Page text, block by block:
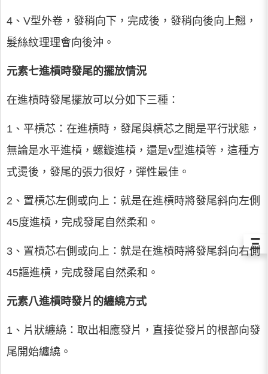
4、V型外卷，發稍向下，完成後，發稍向後向上翹，
髮絲紋理理會向後沖。
元素七進槓時發尾的擺放情況
在進槓時發尾擺放可以分如下三種：
1、平槓芯：在進槓時，發尾與槓芯之間是平行狀態，
無論是水平進槓，螺鏇進槓，還是v型進槓等，這種方
式燙後，發尾的張力很好，彈性最佳。
2、置槓芯左側或向上：就是在進槓時將發尾斜向左側
45度進槓，完成發尾自然柔和。
3、置槓芯右側或向上：就是在進槓時將發尾斜向右側
45謳進槓，完成發尾自然柔和。
元素八進槓時發片的纏繞方式
1、片狀纏繞：取出相應發片，直接從發片的根部向發
尾開始纏繞。
Ξ